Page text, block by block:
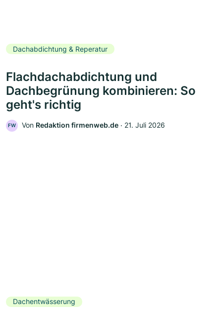
Dachabdichtung & Reperatur
Flachdachabdichtung und
Dachbegrünung kombinieren: So
geht's richtig
FW Von Redaktion firmenweb.de ‧ 21. Juli 2026
Dachentwässerung